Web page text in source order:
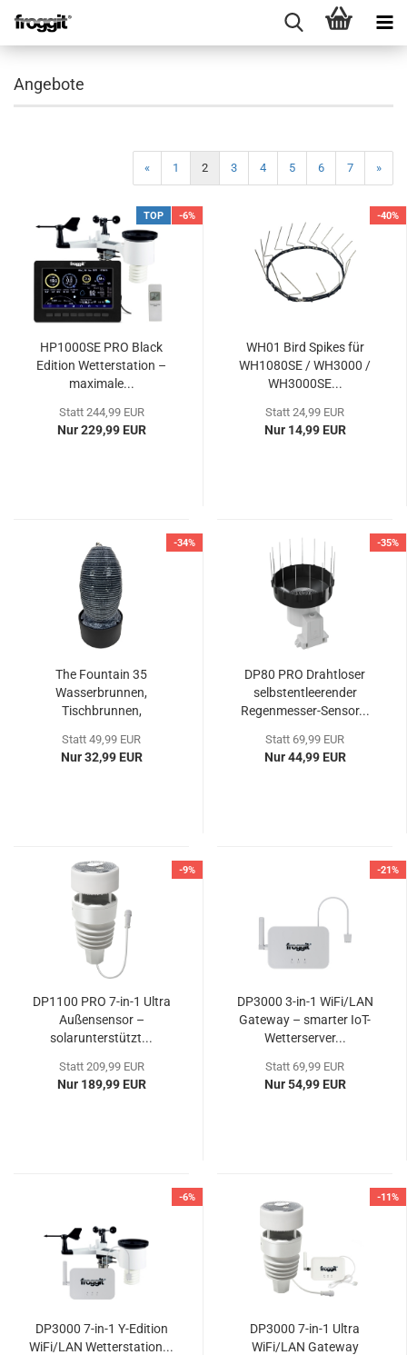
Angebote
« 1 2 3 4 5 6 7 »
TOP -6%
HP1000SE PRO Black
Edition Wetterstation –
maximale...
Statt 244,99 EUR
Nur 229,99 EUR
-40%
WH01 Bird Spikes für
WH1080SE / WH3000 /
WH3000SE...
Statt 24,99 EUR
Nur 14,99 EUR
-34%
The Fountain 35
Wasserbrunnen,
Tischbrunnen,
Statt 49,99 EUR
Nur 32,99 EUR
-35%
DP80 PRO Drahtloser
selbstentleerender
Regenmesser-Sensor...
Statt 69,99 EUR
Nur 44,99 EUR
-9%
DP1100 PRO 7-in-1 Ultra
Außensensor –
solarunterstützt...
Statt 209,99 EUR
Nur 189,99 EUR
-21%
DP3000 3-in-1 WiFi/LAN
Gateway – smarter IoT-
Wetterserver...
Statt 69,99 EUR
Nur 54,99 EUR
-6%
DP3000 7-in-1 Y-Edition
WiFi/LAN Wetterstation...
-11%
DP3000 7-in-1 Ultra
WiFi/LAN Gateway